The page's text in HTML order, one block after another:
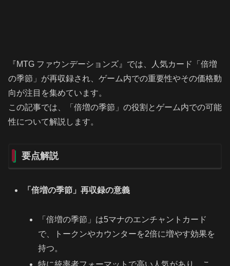
『MTG ファウンデーションズ』では、人気カード「倍増
の季節」が再収録され、ゲーム内での重要性やその価格動
向が注目を集めています。
この記事では、「倍増の季節」の役割とゲーム内での可能
性について解説します。
要点解説
「倍増の季節」再収録の意義
「倍増の季節」は5マナのエンチャントカード
で、トークンやカウンターを2倍に増やす効果を
持つ。
特に統率者フォーマットで高い人気があり、こ